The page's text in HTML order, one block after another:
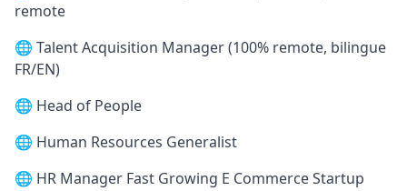
remote
🌐 Talent Acquisition Manager (100% remote, bilingue
FR/EN)
🌐 Head of People
🌐 Human Resources Generalist
🌐 HR Manager Fast Growing E Commerce Startup